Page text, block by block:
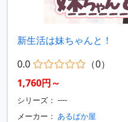
新生活は妹ちゃんと！
0.0
（0）
1,760円～
シリーズ： ----
メーカー： あるぱか屋